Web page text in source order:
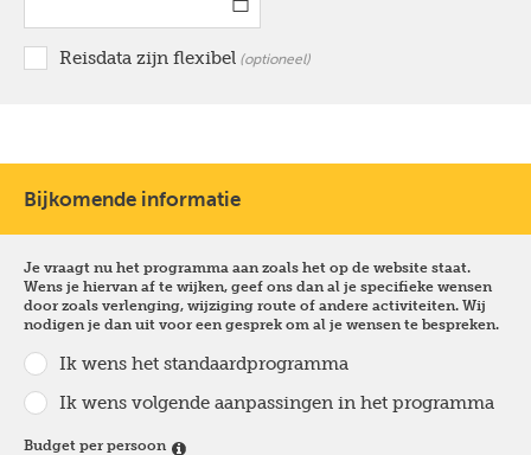
Reisdata zijn flexibel optioneel
Bijkomende informatie
Je vraagt nu het programma aan zoals het op de website staat.
Wens je hiervan af te wijken, geef ons dan al je specifieke wensen
door zoals verlenging, wijziging route of andere activiteiten. Wij
nodigen je dan uit voor een gesprek om al je wensen te bespreken.
Ik wens het standaardprogramma
Ik wens volgende aanpassingen in het programma
Budget per persoon